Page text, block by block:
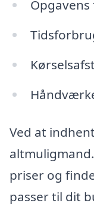
Ved at
priser og
passer til dit